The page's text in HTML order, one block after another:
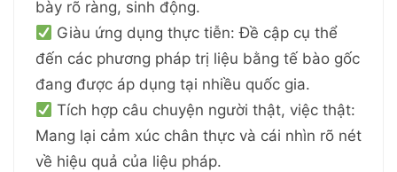
bày rõ ràng, sinh động.
Giàu ứng dụng thực tiễn: Đề cập cụ thể
đến các phương pháp trị liệu bằng tế bào gốc
đang được áp dụng tại nhiều quốc gia.
Tích hợp câu chuyện người thật, việc thật:
Mang lại cảm xúc chân thực và cái nhìn rõ nét
về hiệu quả của liệu pháp.